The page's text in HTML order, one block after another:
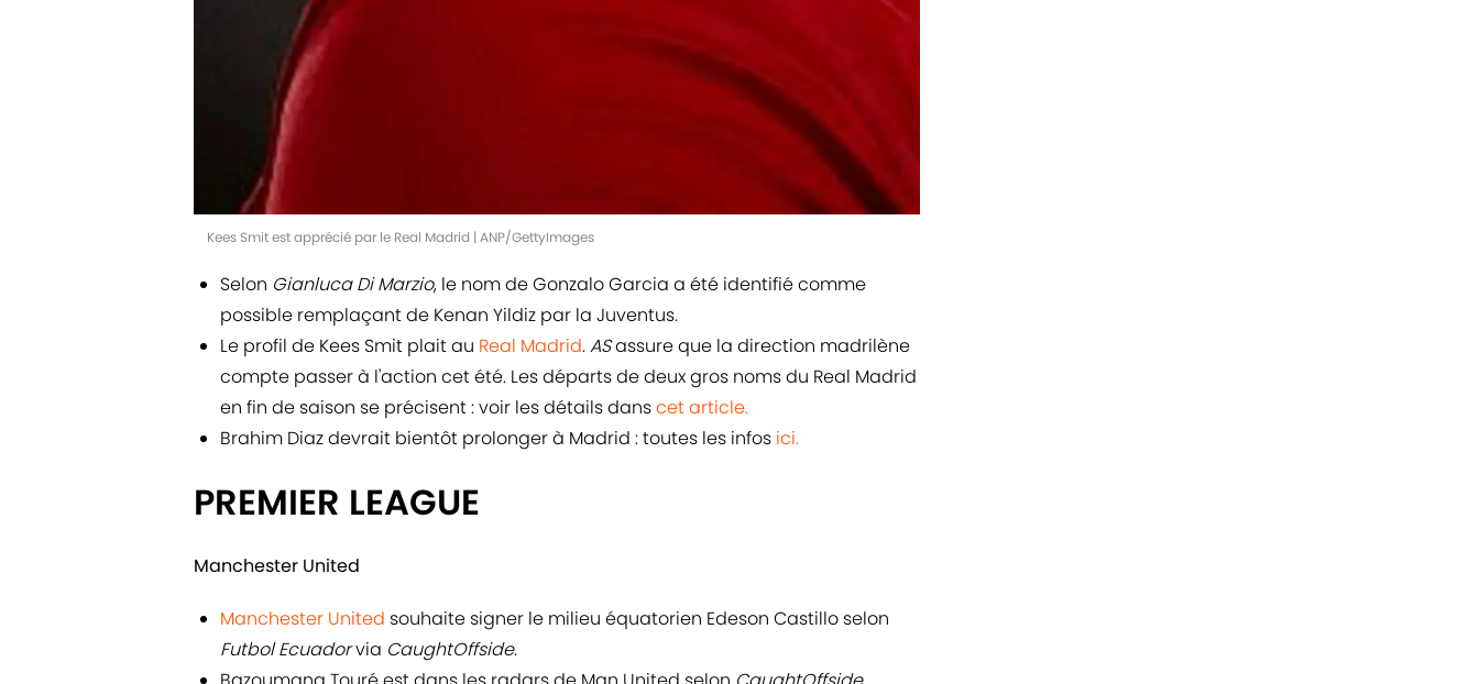
Kees Smit est apprécié par le Real Madrid | ANP/GettyImages
Selon Gianluca Di Marzio, le nom de Gonzalo Garcia a été identifié comme
possible remplaçant de Kenan Yildiz par la Juventus.
Le profil de Kees Smit plait au Real Madrid.ASassure que la direction madrilène
compte passer à l'action cet été. Les départs de deux gros noms du Real Madrid
en fin de saison se précisent : voir les détails danscet article.
Brahim Diaz devrait bientôt prolonger à Madrid : toutes les infos ici.
PREMIER LEAGUE
Manchester United
Manchester United souhaite signer le milieu équatorien Edeson Castillo selon
Futbol Ecuadorvia CaughtOffside.